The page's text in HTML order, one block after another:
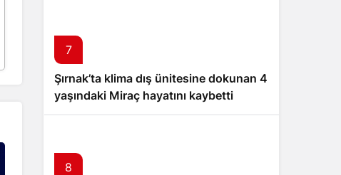
7
Şırnak’ta klima dış ünitesine dokunan 4
yaşındaki Miraç hayatını kaybetti
8